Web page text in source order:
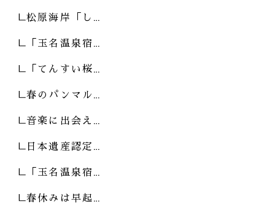
松原海岸「し…
「玉名温泉宿…
「てんすい桜…
春のパンマル…
音楽に出会え…
日本遺産認定…
「玉名温泉宿…
春休みは早起…